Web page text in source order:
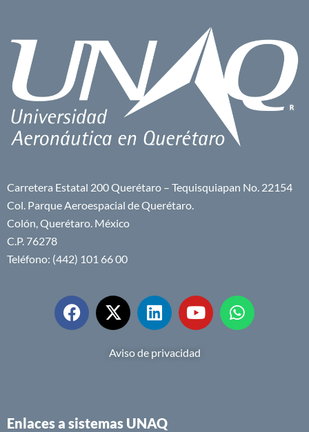
Carretera Estatal 200 Querétaro – Tequisquiapan No. 22154
Col. Parque Aeroespacial de Querétaro.
Colón, Querétaro. México
C.P. 76278
Teléfono: (442) 101 66 00
Aviso de privacidad
Enlaces a sistemas UNAQ